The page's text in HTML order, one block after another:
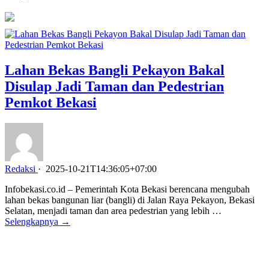
Lahan Bekas Bangli Pekayon Bakal
Disulap Jadi Taman dan Pedestrian
Pemkot Bekasi
Redaksi · 2025-10-21T14:36:05+07:00
Infobekasi.co.id – Pemerintah Kota Bekasi berencana mengubah
lahan bekas bangunan liar (bangli) di Jalan Raya Pekayon, Bekasi
Selatan, menjadi taman dan area pedestrian yang lebih …
Selengkapnya →